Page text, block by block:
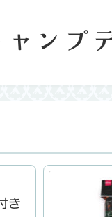
ンプ
き